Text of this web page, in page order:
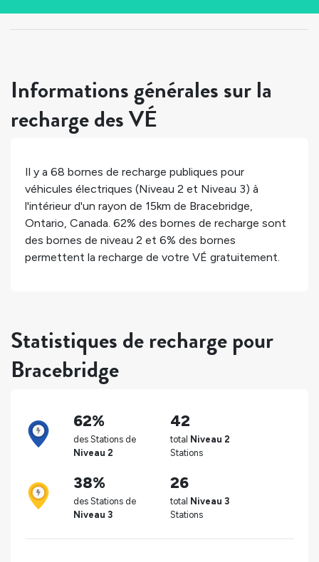
Informations générales sur la
recharge des VÉ
Il y a 68 bornes de recharge publiques pour
véhicules électriques (Niveau 2 et Niveau 3) à
l'intérieur d'un rayon de 15km de Bracebridge,
Ontario, Canada. 62% des bornes de recharge sont
des bornes de niveau 2 et 6% des bornes
permettent la recharge de votre VÉ gratuitement.
Statistiques de recharge pour
Bracebridge
62%
des Stations de
Niveau 2
42
total Niveau 2
Stations
38%
des Stations de
Niveau 3
26
total Niveau 3
Stations